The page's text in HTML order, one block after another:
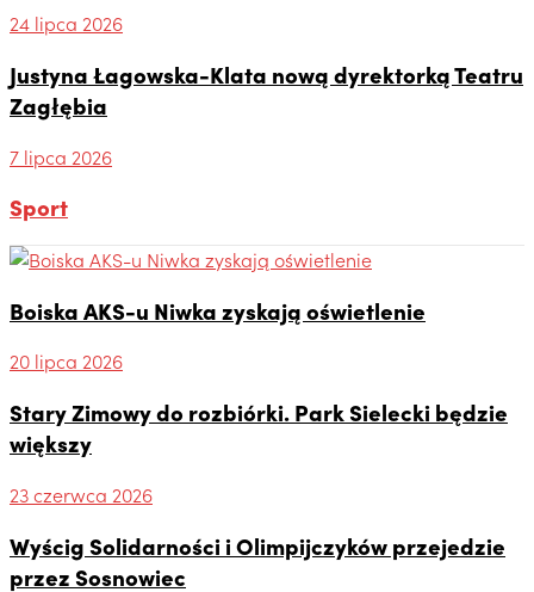
24 lipca 2026
Justyna Łagowska-Klata nową dyrektorką Teatru
Zagłębia
7 lipca 2026
Sport
Boiska AKS-u Niwka zyskają oświetlenie
20 lipca 2026
Stary Zimowy do rozbiórki. Park Sielecki będzie
większy
23 czerwca 2026
Wyścig Solidarności i Olimpijczyków przejedzie
przez Sosnowiec